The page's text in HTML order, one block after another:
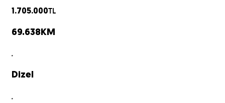
1.705.000TL
69.638 KM
Dizel